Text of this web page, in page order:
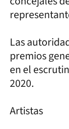
Las
premios
en el
2020.
Artistas